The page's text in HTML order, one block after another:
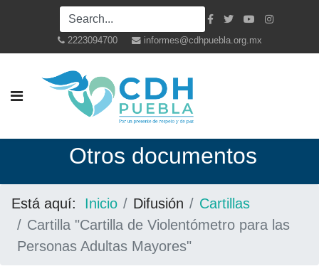
2223094700 informes@cdhpuebla.org.mx
Otros documentos
Está aquí: Inicio Difusión
Cartillas
Cartilla "Cartilla de Violentómetro para las
Personas Adultas Mayores"